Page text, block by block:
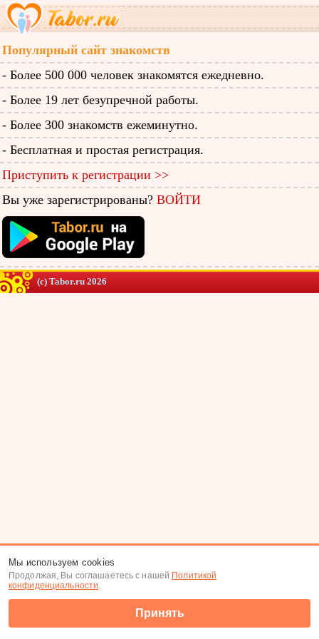
Популярный сайт знакомств
- Более 500 000 человек знакомятся ежедневно.
- Более 19 лет безупречной работы.
- Более 300 знакомств ежеминутно.
- Бесплатная и простая регистрация.
Приступить к регистрации >>
Вы уже зарегистрированы? ВОЙТИ
(c) Tabor.ru 2026
Мы используем cookies
Продолжая, Вы соглашаетесь с нашей Политикой
конфиденциальности.
Принять